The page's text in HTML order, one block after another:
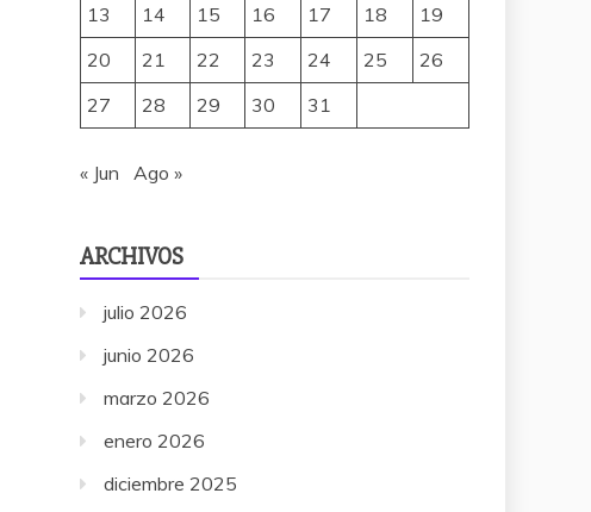
13
14 15 16 17 18
19
20
21 22 23 24 25
26
27
28 29 30 31
« Jun Ago »
ARCHIVOS
julio 2026
junio 2026
marzo 2026
enero 2026
diciembre 2025